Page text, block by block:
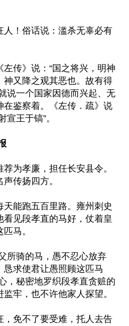
人！俗话说：滥杀无辜必有
传》说：“国之将兴，明神
神又降之观其恶也。故有得
说一个国家因德而兴起、无
在鉴察着。《左传．疏》说
宣王于镐”。
为孝廉，担任长安县令。
传扬四方。
能跑五百里路。雍州刺史
见段孝直的马好，仗着皇
马。
所骑的马，愚不忍心放弃
求使君让愚照顾这匹马
，秘密地罗织段孝直贪赃的
牢，也不许他家人探望。
，免不了要受难，托人去告